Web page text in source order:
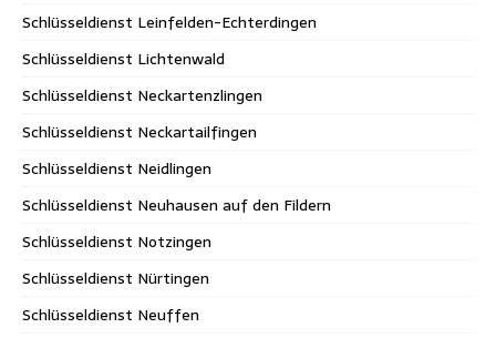
Schlüsseldienst Leinfelden-Echterdingen
Schlüsseldienst Lichtenwald
Schlüsseldienst Neckartenzlingen
Schlüsseldienst Neckartailfingen
Schlüsseldienst Neidlingen
Schlüsseldienst Neuhausen auf den Fildern
Schlüsseldienst Notzingen
Schlüsseldienst Nürtingen
Schlüsseldienst Neuffen